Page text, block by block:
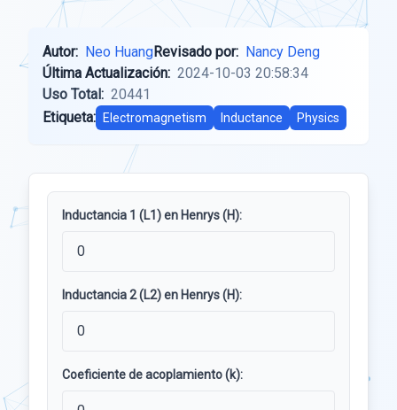
Autor: Neo HuangRevisado por: Nancy Deng
Última Actualización: 2024-10-03 20:58:34
Uso Total: 20441
Etiqueta:
Electromagnetism Inductance Physics
Inductancia 1 (L1) en Henrys (H):
Inductancia 2 (L2) en Henrys (H):
Coeficiente de acoplamiento (k):